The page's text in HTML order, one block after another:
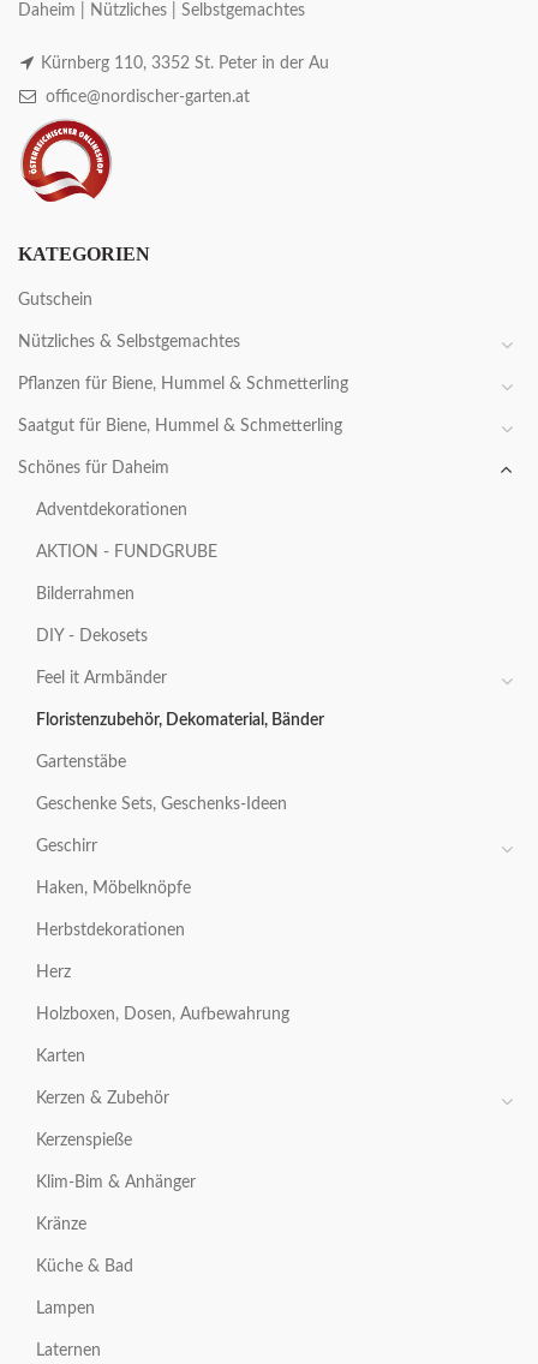
Daheim | Nützliches | Selbstgemachtes
Kürnberg 110, 3352 St. Peter in der Au
office@nordischer-garten.at
KATEGORIEN
Gutschein
Nützliches & Selbstgemachtes
Pflanzen für Biene, Hummel & Schmetterling
Saatgut für Biene, Hummel & Schmetterling
Schönes für Daheim
Adventdekorationen
AKTION - FUNDGRUBE
Bilderrahmen
DIY - Dekosets
Feel it Armbänder
Floristenzubehör, Dekomaterial, Bänder
Gartenstäbe
Geschenke Sets, Geschenks-Ideen
Geschirr
Haken, Möbelknöpfe
Herbstdekorationen
Herz
Holzboxen, Dosen, Aufbewahrung
Karten
Kerzen & Zubehör
Kerzenspieße
Klim-Bim & Anhänger
Kränze
Küche & Bad
Lampen
Laternen